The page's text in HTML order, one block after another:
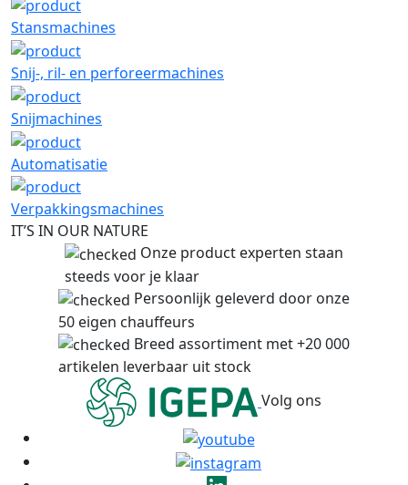
Stansmachines
Snij-, ril- en perforeermachines
Snijmachines
Automatisatie
Verpakkingsmachines
IT’S IN OUR NATURE
Onze product experten staan
steeds voor je klaar
Persoonlijk geleverd door onze
50 eigen chauffeurs
Breed assortiment met +20 000
artikelen leverbaar uit stock
Volg ons